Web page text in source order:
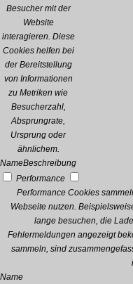
Besucher mit der
Website
interagieren. Diese
Cookies helfen bei
der Bereitstellung
von Informationen
zu Metriken wie
Besucherzahl,
Absprungrate,
Ursprung oder
ähnlichem.
NameBeschreibung
Performance
Performance Cookies
Webseite nutzen.
lange besuchen, die
Fehlermeldungen angezeigt
sammeln, sind
Name